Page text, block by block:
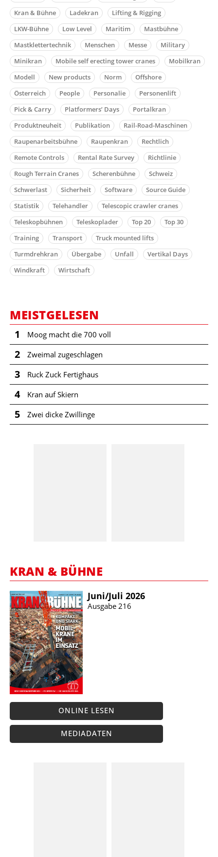
Kran & Bühne
Ladekran
Lifting & Rigging
LKW-Bühne
Low Level Maritim
Mastbühne
Mastklettertechnik
Menschen Messe
Military
Minikran
Mobile self erecting tower cranes
Mobilkran
Modell
New products Norm
Offshore
Österreich
People Personalie
Personenlift
Pick & Carry
Platformers’ Days
Portalkran
Produktneuheit
Publikation
Rail-Road-Maschinen
Raupenarbeitsbühne
Raupenkran
Rechtlich
Remote Controls
Rental Rate Survey
Richtlinie
Rough Terrain Cranes
Scherenbühne
Schweiz
Schwerlast
Sicherheit Software
Source Guide
Statistik
Telehandler
Telescopic crawler cranes
Teleskopbühnen
Teleskoplader Top 20
Top 30
Training
Transport
Truck mounted lifts
Turmdrehkran
Übergabe Unfall
Vertikal Days
Windkraft
Wirtschaft
MEISTGELESEN
1 Moog macht die 700 voll
2 Zweimal zugeschlagen
3 Ruck Zuck Fertighaus
4 Kran auf Skiern
5 Zwei dicke Zwillinge
KRAN & BÜHNE
Juni/​Juli 2026
Ausgabe 216
ONLINE LESEN
MEDIADATEN